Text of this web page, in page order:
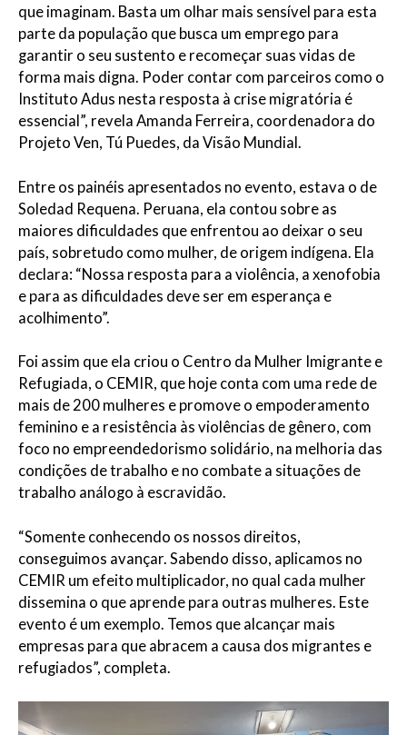
que imaginam. Basta um olhar mais sensível para esta
parte da população que busca um emprego para
garantir o seu sustento e recomeçar suas vidas de
forma mais digna. Poder contar com parceiros como o
Instituto Adus nesta resposta à crise migratória é
essencial”, revela Amanda Ferreira, coordenadora do
Projeto Ven, Tú Puedes, da Visão Mundial.
Entre os painéis apresentados no evento, estava o de
Soledad Requena. Peruana, ela contou sobre as
maiores dificuldades que enfrentou ao deixar o seu
país, sobretudo como mulher, de origem indígena. Ela
declara: “Nossa resposta para a violência, a xenofobia
e para as dificuldades deve ser em esperança e
acolhimento”.
Foi assim que ela criou o Centro da Mulher Imigrante e
Refugiada, o CEMIR, que hoje conta com uma rede de
mais de 200 mulheres e promove o empoderamento
feminino e a resistência às violências de gênero, com
foco no empreendedorismo solidário, na melhoria das
condições de trabalho e no combate a situações de
trabalho análogo à escravidão.
“Somente conhecendo os nossos direitos,
conseguimos avançar. Sabendo disso, aplicamos no
CEMIR um efeito multiplicador, no qual cada mulher
dissemina o que aprende para outras mulheres. Este
evento é um exemplo. Temos que alcançar mais
empresas para que abracem a causa dos migrantes e
refugiados”, completa.